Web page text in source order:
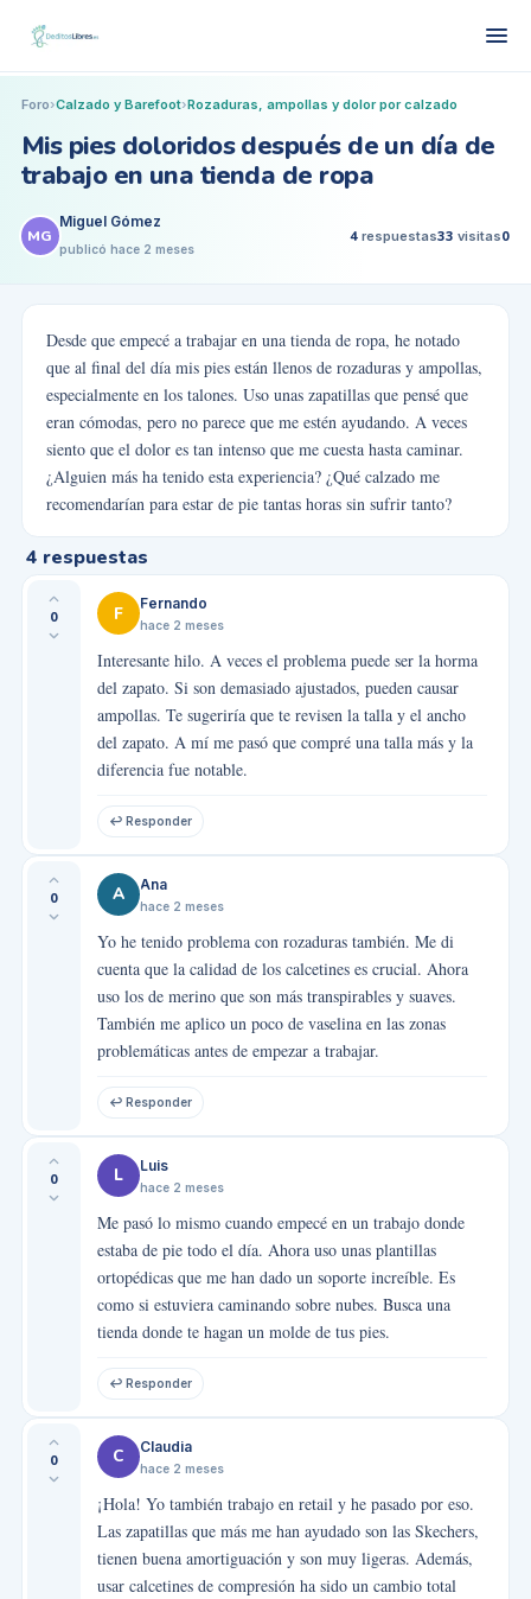
Foro›Calzado y Barefoot›Rozaduras, ampollas y dolor por calzado
Mis pies doloridos después de un día de
trabajo en una tienda de ropa
MG
Miguel Gómez
publicó hace 2 meses
4 respuestas33 visitas0
Desde que empecé a trabajar en una tienda de ropa, he notado
que al final del día mis pies están llenos de rozaduras y ampollas,
especialmente en los talones. Uso unas zapatillas que pensé que
eran cómodas, pero no parece que me estén ayudando. A veces
siento que el dolor es tan intenso que me cuesta hasta caminar.
¿Alguien más ha tenido esta experiencia? ¿Qué calzado me
recomendarían para estar de pie tantas horas sin sufrir tanto?
4 respuestas
0 F Fernando
hace 2 meses
Interesante hilo. A veces el problema puede ser la horma
del zapato. Si son demasiado ajustados, pueden causar
ampollas. Te sugeriría que te revisen la talla y el ancho
del zapato. A mí me pasó que compré una talla más y la
diferencia fue notable.
↩ Responder
0 A Ana
hace 2 meses
Yo he tenido problema con rozaduras también. Me di
cuenta que la calidad de los calcetines es crucial. Ahora
uso los de merino que son más transpirables y suaves.
También me aplico un poco de vaselina en las zonas
problemáticas antes de empezar a trabajar.
↩ Responder
0 L Luis
hace 2 meses
Me pasó lo mismo cuando empecé en un trabajo donde
estaba de pie todo el día. Ahora uso unas plantillas
ortopédicas que me han dado un soporte increíble. Es
como si estuviera caminando sobre nubes. Busca una
tienda donde te hagan un molde de tus pies.
↩ Responder
0 C Claudia
hace 2 meses
¡Hola! Yo también trabajo en retail y he pasado por eso.
Las zapatillas que más me han ayudado son las Skechers,
tienen buena amortiguación y son muy ligeras. Además,
usar calcetines de compresión ha sido un cambio total